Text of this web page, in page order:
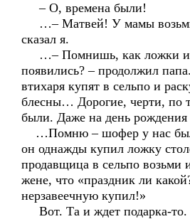
– О, времена были!
…– Матвей! У мамы
сказал я.
…– Помнишь, как ложки
появились? – продолжил
втихаря купят в сельпо и
блесны… Дорогие, черти, по
были. Даже на день
…Помню – шофер у нас
он однажды купил ложку
продавщица в сельпо возьми
жене, что «праздник ли
нерзавеечную купил!»
Вот. Та и ждет подарка-то.